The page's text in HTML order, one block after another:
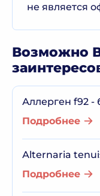
не является
Возможно
Аллерген f92 -
Подробнее
Аlternaria
Подробнее